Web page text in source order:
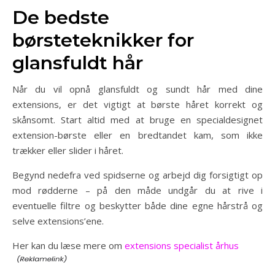
De bedste
børsteteknikker for
glansfuldt hår
Når du vil opnå glansfuldt og sundt hår med dine
extensions, er det vigtigt at børste håret korrekt og
skånsomt. Start altid med at bruge en specialdesignet
extension-børste eller en bredtandet kam, som ikke
trækker eller slider i håret.
Begynd nedefra ved spidserne og arbejd dig forsigtigt op
mod rødderne – på den måde undgår du at rive i
eventuelle filtre og beskytter både dine egne hårstrå og
selve extensions’ene.
Her kan du læse mere om extensions specialist århus